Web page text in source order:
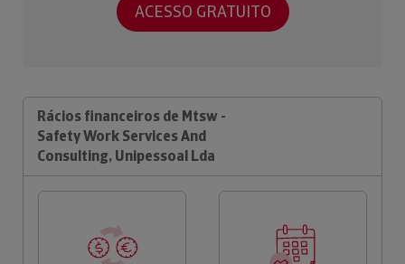
ACESSO GRATUITO
Rácios financeiros de Mtsw -
Safety Work Services And
Consulting, Unipessoal Lda